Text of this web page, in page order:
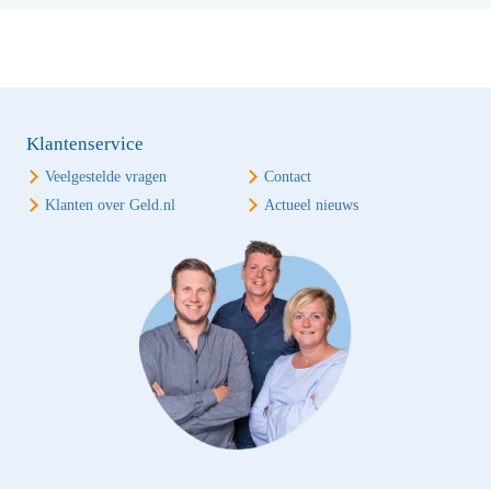
Klantenservice
Veelgestelde vragen
Contact
Klanten over Geld.nl
Actueel nieuws